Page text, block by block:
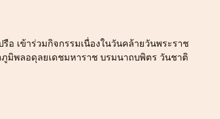
อ เข้าร่วมกิจกรรมเนื่องในวันคล้ายวันพระราช
มิพลอดุลยเดชมหาราช บรมนาถบพิตร วันชาติ